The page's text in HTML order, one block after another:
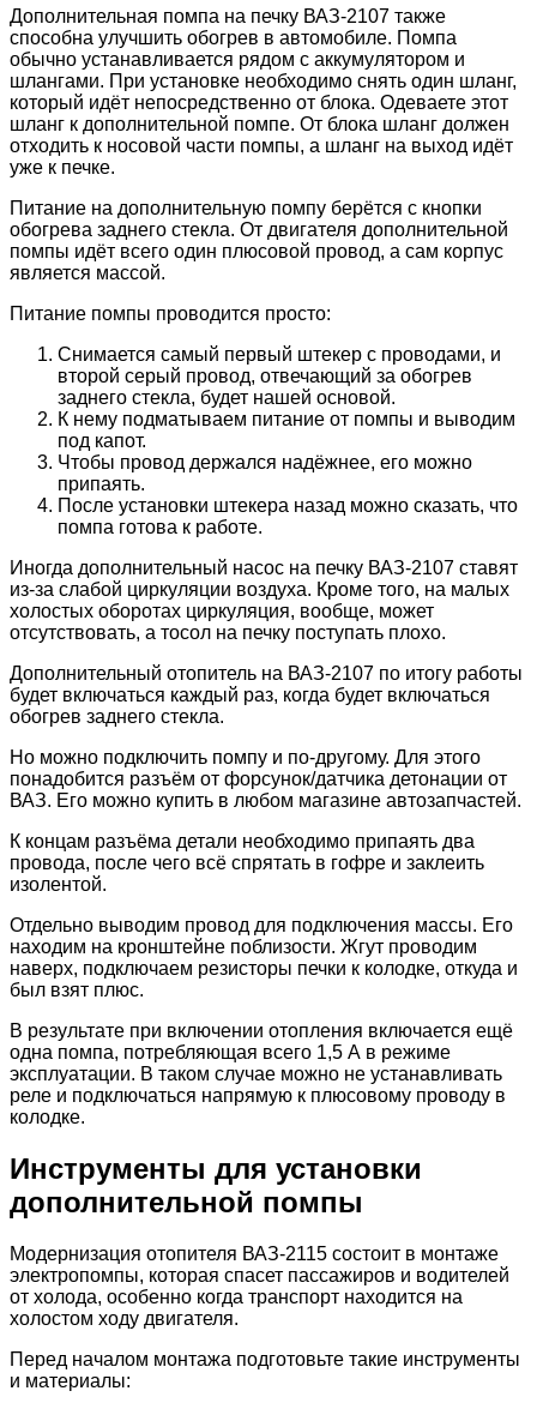
Дополнительная помпа на печку ВАЗ-2107 также
способна улучшить обогрев в автомобиле. Помпа
обычно устанавливается рядом с аккумулятором и
шлангами. При установке необходимо снять один шланг,
который идёт непосредственно от блока. Одеваете этот
шланг к дополнительной помпе. От блока шланг должен
отходить к носовой части помпы, а шланг на выход идёт
уже к печке.
Питание на дополнительную помпу берётся с кнопки
обогрева заднего стекла. От двигателя дополнительной
помпы идёт всего один плюсовой провод, а сам корпус
является массой.
Питание помпы проводится просто:
Снимается самый первый штекер с проводами, и
второй серый провод, отвечающий за обогрев
заднего стекла, будет нашей основой.
К нему подматываем питание от помпы и выводим
под капот.
Чтобы провод держался надёжнее, его можно
припаять.
После установки штекера назад можно сказать, что
помпа готова к работе.
Иногда дополнительный насос на печку ВАЗ-2107 ставят
из-за слабой циркуляции воздуха. Кроме того, на малых
холостых оборотах циркуляция, вообще, может
отсутствовать, а тосол на печку поступать плохо.
Дополнительный отопитель на ВАЗ-2107 по итогу работы
будет включаться каждый раз, когда будет включаться
обогрев заднего стекла.
Но можно подключить помпу и по-другому. Для этого
понадобится разъём от форсунок/датчика детонации от
ВАЗ. Его можно купить в любом магазине автозапчастей.
К концам разъёма детали необходимо припаять два
провода, после чего всё спрятать в гофре и заклеить
изолентой.
Отдельно выводим провод для подключения массы. Его
находим на кронштейне поблизости. Жгут проводим
наверх, подключаем резисторы печки к колодке, откуда и
был взят плюс.
В результате при включении отопления включается ещё
одна помпа, потребляющая всего 1,5 А в режиме
эксплуатации. В таком случае можно не устанавливать
реле и подключаться напрямую к плюсовому проводу в
колодке.
Инструменты для установки
дополнительной помпы
Модернизация отопителя ВАЗ-2115 состоит в монтаже
электропомпы, которая спасет пассажиров и водителей
от холода, особенно когда транспорт находится на
холостом ходу двигателя.
Перед началом монтажа подготовьте такие инструменты
и материалы: